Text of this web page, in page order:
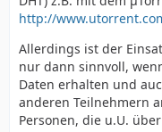
http://
Allerdings ist der
nur dann sinnvoll,
Daten erhalten und
anderen Teilnehmern
Personen, die u.U.